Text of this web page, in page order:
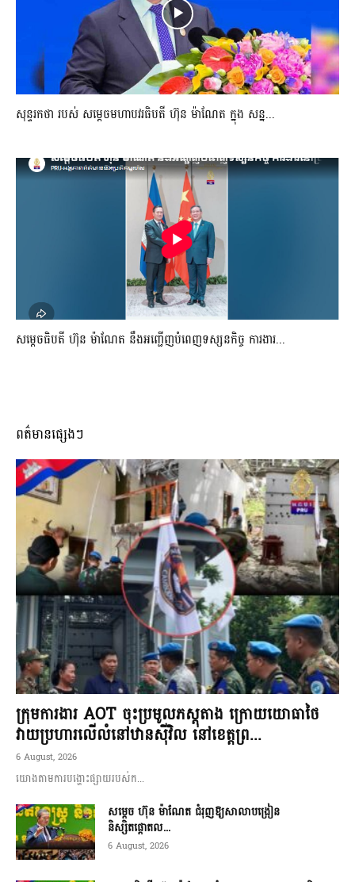
សុន្ទរកថា របស់ សម្ដេចមហាបវរធិបតី ហ៊ុន ម៉ាណែត ក្នុង សន្ន...
សម្តេចធិបតី ហ៊ុន ម៉ាណែត នឹងអញ្ជើញបំពេញទស្សនកិច្ច ការងារ...
ពត៌មានផ្សេងៗ
ក្រុមការងារ AOT ចុះប្រមូលភស្តុតាង ក្រោយយោធាថៃ
វាយប្រហារលើលំនៅឋានស៊ីវិល នៅខេត្តព្រ...
6 August, 2026
យោងតាមការបង្ហោះផ្សាយរបស់ក...
សម្តេច ហ៊ុន ម៉ាណែត ជំរុញឱ្យសាលាបង្រៀន
និស្សិតផ្តោតល...
6 August, 2026